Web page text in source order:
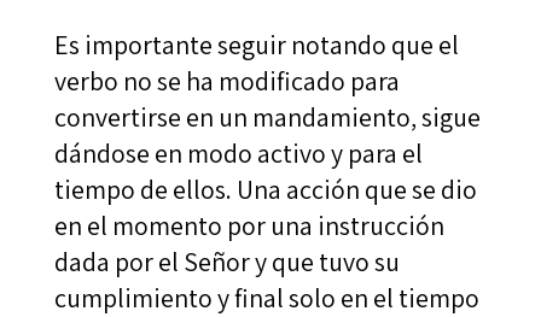
Es importante seguir notando que el
verbo no se ha modificado para
convertirse en un mandamiento, sigue
dándose en modo activo y para el
tiempo de ellos. Una acción que se dio
en el momento por una instrucción
dada por el Señor y que tuvo su
cumplimiento y final solo en el tiempo